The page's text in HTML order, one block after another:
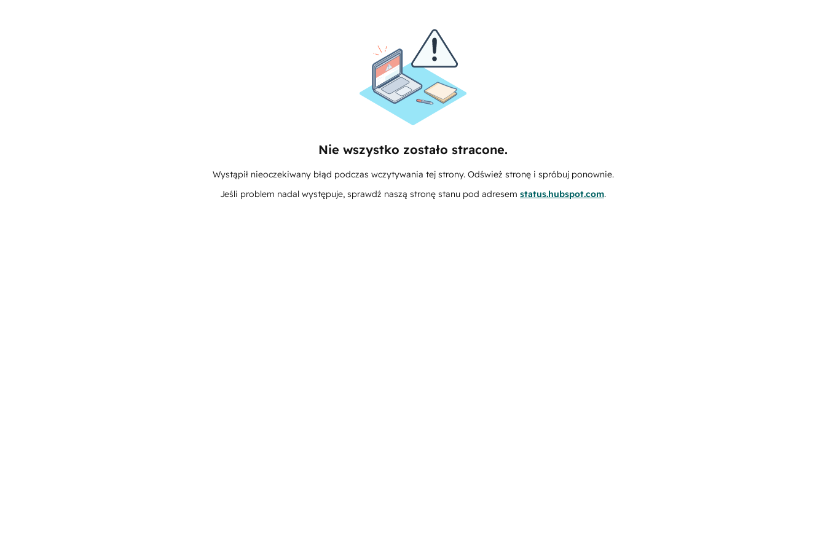
Nie wszystko zostało stracone.
Wystąpił nieoczekiwany błąd podczas wczytywania tej strony. Odśwież stronę i spróbuj ponownie.
Jeśli problem nadal występuje, sprawdź naszą stronę stanu pod adresem status.hubspot.com.